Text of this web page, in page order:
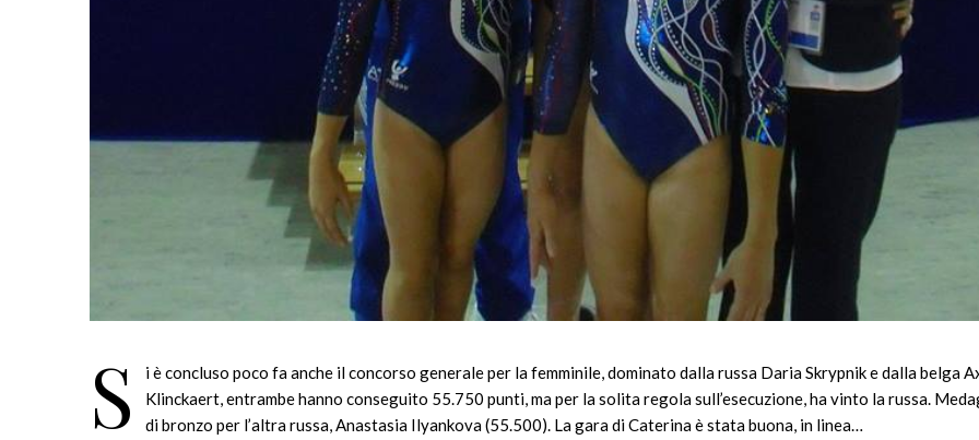
S
i è concluso poco fa anche il concorso generale per la femminile, dominato dalla russa Daria Skrypnik e dalla belga
Klinckaert, entrambe hanno conseguito 55.750 punti, ma per la solita regola sull’esecuzione, ha vinto la russa.
di bronzo per l’altra russa, Anastasia Ilyankova (55.500). La gara di Caterina è stata buona, in linea…